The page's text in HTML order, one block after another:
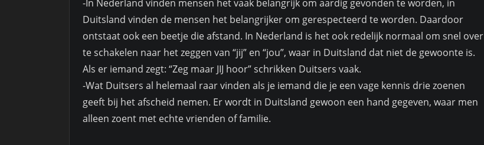
-In Nederland vinden mensen het vaak belangrijk om aardig gevonden te worden, in
Duitsland vinden de mensen het belangrijker om gerespecteerd te worden. Daardoor
ontstaat ook een beetje die afstand. In Nederland is het ook redelijk normaal om snel over
te schakelen naar het zeggen van “jij” en “jou”, waar in Duitsland dat niet de gewoonte is.
Als er iemand zegt: “Zeg maar JIJ hoor” schrikken Duitsers vaak.
-Wat Duitsers al helemaal raar vinden als je iemand die je een vage kennis drie zoenen
geeft bij het afscheid nemen. Er wordt in Duitsland gewoon een hand gegeven, waar men
alleen zoent met echte vrienden of familie.